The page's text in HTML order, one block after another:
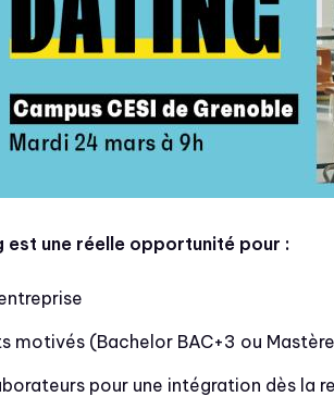
une réelle opportunité pour :
motivés (Bachelor BAC+3 ou
pour une intégration dès la